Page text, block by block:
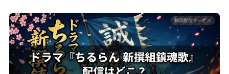
動画配信サービス